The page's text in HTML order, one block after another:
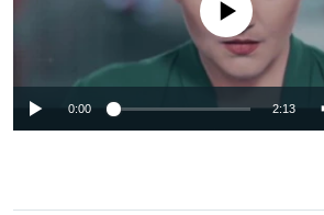
No media source currently
0:00 2:13